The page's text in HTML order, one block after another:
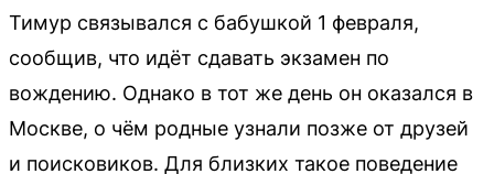
Тимур связывался с бабушкой 1 февраля,
сообщив, что идёт сдавать экзамен по
вождению. Однако в тот же день он оказался в
Москве, о чём родные узнали позже от друзей
и поисковиков. Для близких такое поведение